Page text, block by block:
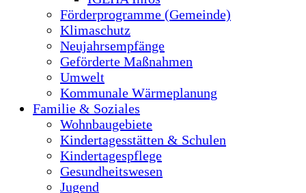
Förderprogramme (Gemeinde)
Klimaschutz
Neujahrsempfänge
Geförderte Maßnahmen
Umwelt
Kommunale Wärmeplanung
Familie & Soziales
Wohnbaugebiete
Kindertagesstätten & Schulen
Kindertagespflege
Gesundheitswesen
Jugend